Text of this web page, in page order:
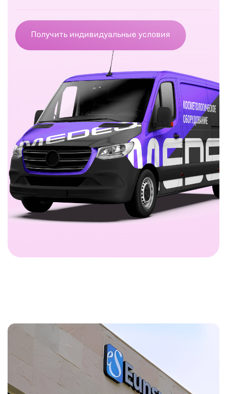
Получить индивидуальные условия